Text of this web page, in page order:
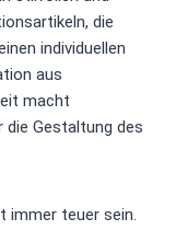
die
individuellen
aus
macht
die Gestaltung des
immer teuer sein.